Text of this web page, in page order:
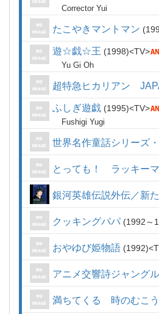
Corrector Yui
たこやきマントマン
遊☆戯☆王 1998 TV
Yu Gi Oh
超特急ヒカリアン
ふしぎ遊戯 1995 TV
Fushigi Yugi
世界名作童話シリーズ
とっても！ ラッキー
銀河英雄伝説外伝／新
クッキングパパ 1992～
おやゆび姫物語 1992
アニメ交響詩ジャング
満ちてくる 時のむこ